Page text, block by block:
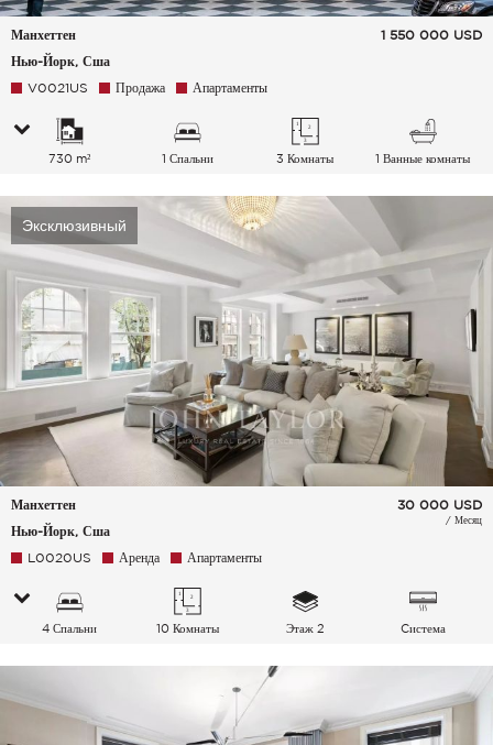
Манхеттен
Нью-Йорк, Сша
1 550 000 USD
V0021US Продажа Апартаменты
730 m² 1 Спальни 3 Комнаты 1 Ванные комнаты
Эксклюзивный
Манхеттен
Нью-Йорк, Сша
30 000 USD
/ Месяц
L0020US Аренда Апартаменты
4 Спальни 10 Комнаты Этаж 2
Cистема